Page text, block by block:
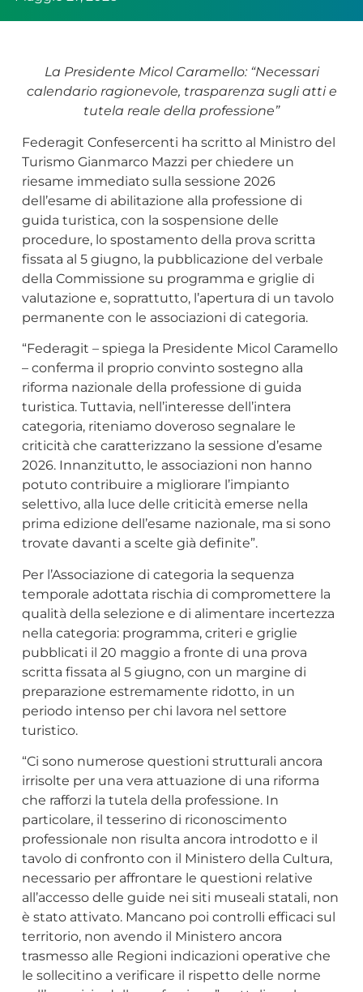
La Presidente Micol Caramello: “Necessari
calendario ragionevole, trasparenza sugli atti e
tutela reale della professione”
Federagit Confesercenti ha scritto al Ministro del
Turismo Gianmarco Mazzi per chiedere un
riesame immediato sulla sessione 2026
dell’esame di abilitazione alla professione di
guida turistica, con la sospensione delle
procedure, lo spostamento della prova scritta
fissata al 5 giugno, la pubblicazione del verbale
della Commissione su programma e griglie di
valutazione e, soprattutto, l’apertura di un tavolo
permanente con le associazioni di categoria.
“Federagit – spiega la Presidente Micol Caramello
– conferma il proprio convinto sostegno alla
riforma nazionale della professione di guida
turistica. Tuttavia, nell’interesse dell’intera
categoria, riteniamo doveroso segnalare le
criticità che caratterizzano la sessione d’esame
2026. Innanzitutto, le associazioni non hanno
potuto contribuire a migliorare l’impianto
selettivo, alla luce delle criticità emerse nella
prima edizione dell’esame nazionale, ma si sono
trovate davanti a scelte già definite”.
Per l’Associazione di categoria la sequenza
temporale adottata rischia di compromettere la
qualità della selezione e di alimentare incertezza
nella categoria: programma, criteri e griglie
pubblicati il 20 maggio a fronte di una prova
scritta fissata al 5 giugno, con un margine di
preparazione estremamente ridotto, in un
periodo intenso per chi lavora nel settore
turistico.
“Ci sono numerose questioni strutturali ancora
irrisolte per una vera attuazione di una riforma
che rafforzi la tutela della professione. In
particolare, il tesserino di riconoscimento
professionale non risulta ancora introdotto e il
tavolo di confronto con il Ministero della Cultura,
necessario per affrontare le questioni relative
all’accesso delle guide nei siti museali statali, non
è stato attivato. Mancano poi controlli efficaci sul
territorio, non avendo il Ministero ancora
trasmesso alle Regioni indicazioni operative che
le sollecitino a verificare il rispetto delle norme